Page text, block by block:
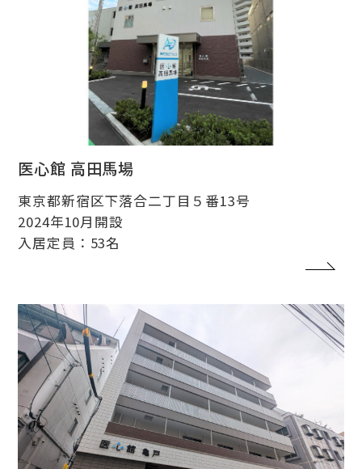
医心館 高田馬場
東京都新宿区下落合二丁目５番13号
2024年10月開設
入居定員：53名